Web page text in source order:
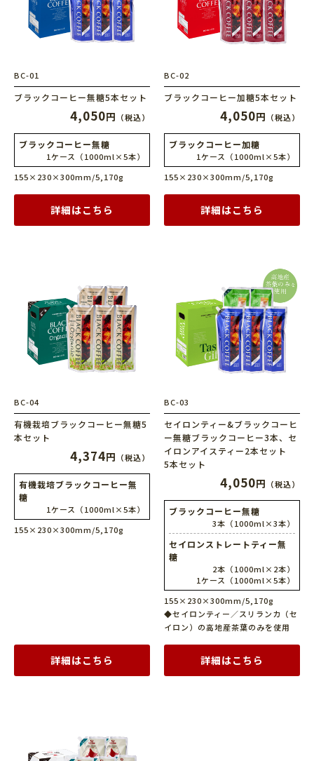
BC-01
ブラックコーヒー無糖5本セット
4,050円 （税込）
ブラックコーヒー無糖
1ケース（1000ml×5本）
155×230×300mm/5,170g
詳細はこちら
BC-02
ブラックコーヒー加糖5本セット
4,050円 （税込）
ブラックコーヒー加糖
1ケース（1000ml×5本）
155×230×300mm/5,170g
詳細はこちら
BC-04
有機栽培ブラックコーヒー無糖5
本セット
4,374円 （税込）
有機栽培ブラックコーヒー無
糖
1ケース（1000ml×5本）
155×230×300mm/5,170g
詳細はこちら
BC-03
セイロンティー&ブラックコーヒ
ー無糖ブラックコーヒー3本、セ
イロンアイスティー2本セット
5本セット
4,050円 （税込）
ブラックコーヒー無糖
3本（1000ml×3本）
セイロンストレートティー無
糖
2本（1000ml×2本）
1ケース（1000ml×5本）
155×230×300mm/5,170g
◆セイロンティー／スリランカ（セ
イロン）の高地産茶葉のみを使用
詳細はこちら